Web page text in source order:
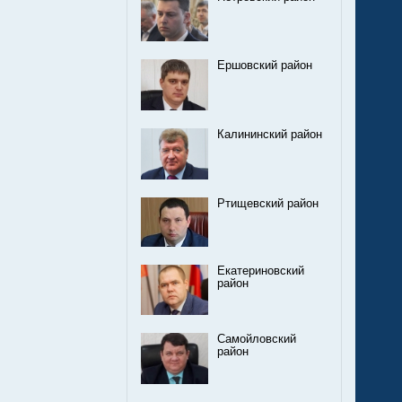
Ершовский район
Калининский район
Ртищевский район
Екатериновский
район
Самойловский
район